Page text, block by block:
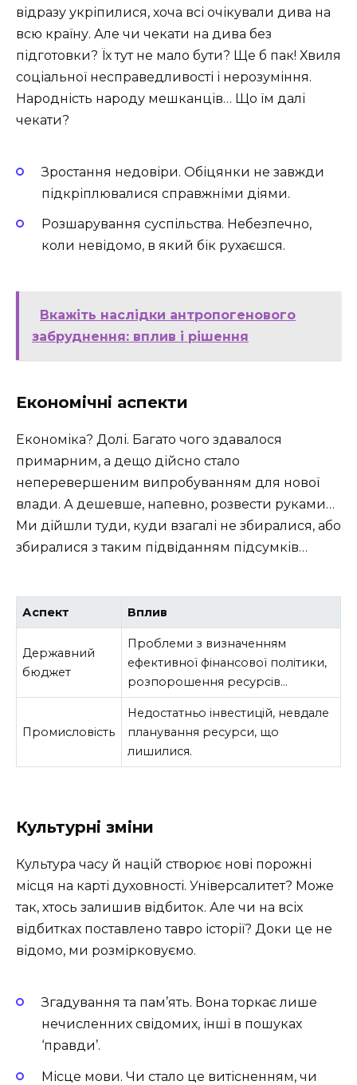
відразу укріпилися, хоча всі очікували дива на
всю країну. Але чи чекати на дива без
підготовки? Їх тут не мало бути? Ще б пак! Хвиля
соціальної несправедливості і нерозуміння.
Народність народу мешканців… Що їм далі
чекати?
Зростання недовіри. Обіцянки не завжди
підкріплювалися справжніми діями.
Розшарування суспільства. Небезпечно,
коли невідомо, в який бік рухаєшся.
Вкажіть наслідки антропогенового
забруднення: вплив і рішення
Економічні аспекти
Економіка? Долі. Багато чого здавалося
примарним, а дещо дійсно стало
неперевершеним випробуванням для нової
влади. А дешевше, напевно, розвести руками…
Ми дійшли туди, куди взагалі не збиралися, або
збиралися з таким підвіданням підсумків…
Аспект Вплив
Державний
бюджет
Проблеми з визначенням
ефективної фінансової політики,
розпорошення ресурсів…
Промисловість
Недостатньо інвестицій, невдале
планування ресурси, що
лишилися.
Культурні зміни
Культура часу й націй створює нові порожні
місця на карті духовності. Універсалитет? Може
так, хтось залишив відбиток. Але чи на всіх
відбитках поставлено тавро історії? Доки це не
відомо, ми розмірковуємо.
Згадування та пам’ять. Вона торкає лише
нечисленних свідомих, інші в пошуках
‘правди’.
Місце мови. Чи стало це витісненням, чи